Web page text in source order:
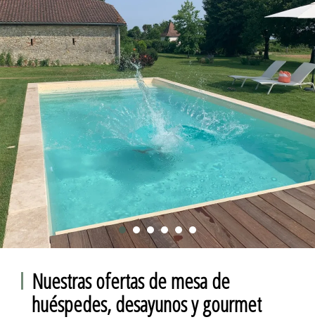
Nuestras ofertas de mesa de
huéspedes, desayunos y gourmet